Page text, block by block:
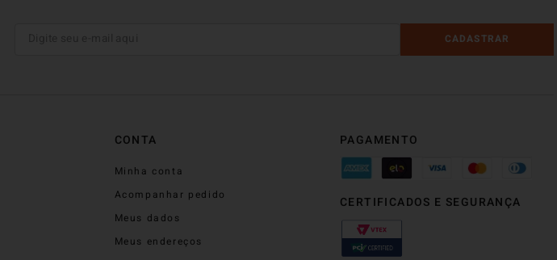
CADASTRAR
CONTA
Minha conta
Acompanhar pedido
Meus dados
Meus endereços
PAGAMENTO
CERTIFICADOS E SEGURANÇA